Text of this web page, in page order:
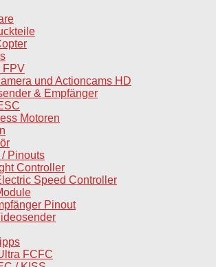
FPV
und Actioncams HD
& Empfänger
Motoren
Pinouts
Controller
Speed Controller
Pinout
FCFC